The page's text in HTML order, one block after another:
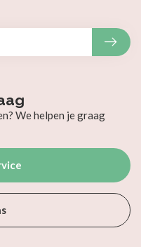
We helpen je graag